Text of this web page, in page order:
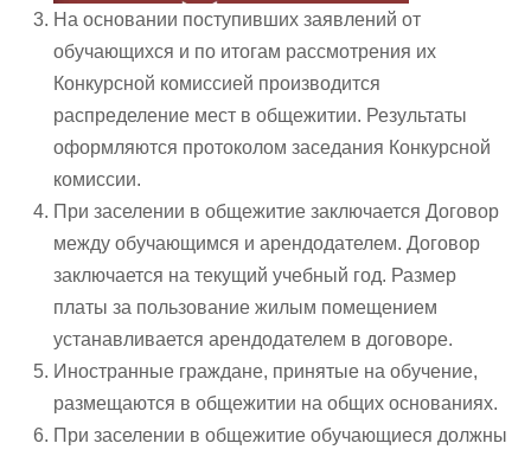
На основании поступивших заявлений от
обучающихся и по итогам рассмотрения их
Конкурсной комиссией производится
распределение мест в общежитии. Результаты
оформляются протоколом заседания Конкурсной
комиссии.
При заселении в общежитие заключается Договор
между обучающимся и арендодателем. Договор
заключается на текущий учебный год. Размер
платы за пользование жилым помещением
устанавливается арендодателем в договоре.
Иностранные граждане, принятые на обучение,
размещаются в общежитии на общих основаниях.
При заселении в общежитие обучающиеся должны